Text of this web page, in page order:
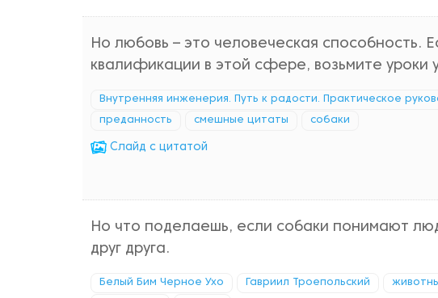
Но любовь – это человеческая способность.
квалификации в этой сфере, возьмите уроки
Внутренняя инженерия. Путь к радости. Практическое
преданность смешные цитаты собаки
Cлайд с цитатой
Но что поделаешь, если собаки понимают
друг друга.
Белый Бим Черное Ухо Гавриил Троепольский